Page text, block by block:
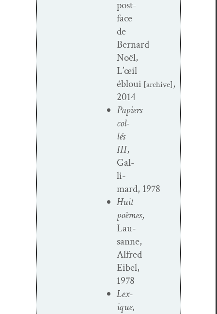
post­
face
de
Bernard
Noël,
L’œil
ébloui [archive],
2014
Papiers
col­
lés
III,
Gal­
li­
mard, 1978
Huit
poèmes,
Lau­
sanne,
Alfred
Eibel,
1978
Lex­
ique,